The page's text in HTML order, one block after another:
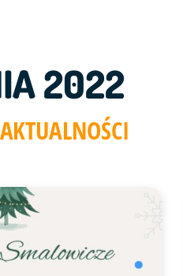
2022
świąt" ze zdjęciem w tle